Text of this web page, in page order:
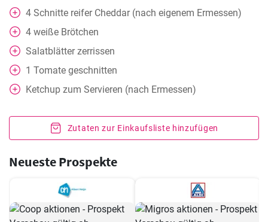
4 Schnitte reifer Cheddar (nach eigenem Ermessen)
4 weiße Brötchen
Salatblätter zerrissen
1 Tomate geschnitten
Ketchup zum Servieren (nach Ermessen)
Zutaten zur Einkaufsliste hinzufügen
Neueste Prospekte